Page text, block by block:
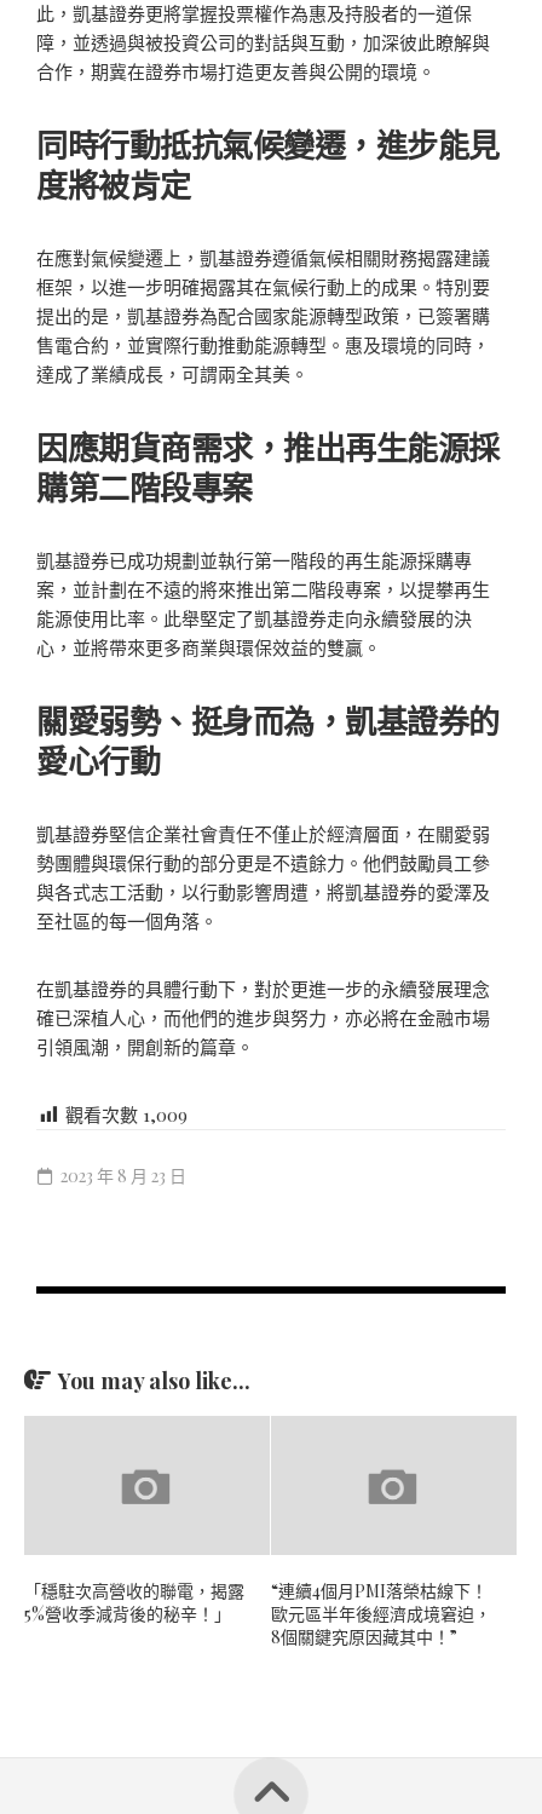
此，凱基證券更將掌握投票權作為惠及持股者的一道保
障，並透過與被投資公司的對話與互動，加深彼此瞭解與
合作，期冀在證券市場打造更友善與公開的環境。
同時行動抵抗氣候變遷，進步能見
度將被肯定
在應對氣候變遷上，凱基證券遵循氣候相關財務揭露建議
框架，以進一步明確揭露其在氣候行動上的成果。特別要
提出的是，凱基證券為配合國家能源轉型政策，已簽署購
售電合約，並實際行動推動能源轉型。惠及環境的同時，
達成了業績成長，可謂兩全其美。
因應期貨商需求，推出再生能源採
購第二階段專案
凱基證券已成功規劃並執行第一階段的再生能源採購專
案，並計劃在不遠的將來推出第二階段專案，以提攀再生
能源使用比率。此舉堅定了凱基證券走向永續發展的決
心，並將帶來更多商業與環保效益的雙贏。
關愛弱勢、挺身而為，凱基證券的
愛心行動
凱基證券堅信企業社會責任不僅止於經濟層面，在關愛弱
勢團體與環保行動的部分更是不遺餘力。他們鼓勵員工參
與各式志工活動，以行動影響周遭，將凱基證券的愛澤及
至社區的每一個角落。
在凱基證券的具體行動下，對於更進一步的永續發展理念
確已深植人心，而他們的進步與努力，亦必將在金融市場
引領風潮，開創新的篇章。
觀看次數 1,009
2023 年 8 月 23 日
You may also like...
「穩駐次高營收的聯電，揭露
5%營收季減背後的秘辛！」
“連續4個月PMI落榮枯線下！
歐元區半年後經濟成境窘迫，
8個關鍵究原因藏其中！”